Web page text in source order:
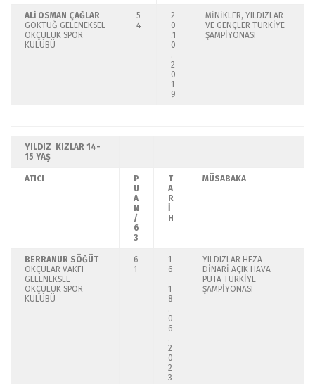
ALİ OSMAN ÇAĞLAR
GÖKTUĞ GELENEKSEL
OKÇULUK SPOR
KULÜBÜ
5
4
2
0
.1
0
.
2
0
1
9
MİNİKLER, YILDIZLAR
VE GENÇLER TÜRKİYE
ŞAMPİYONASI
YILDIZ KIZLAR 14-
15 YAŞ
ATICI
P
U
A
N
/
6
3
T
A
R
İ
H
MÜSABAKA
BERRANUR SÖĞÜT
OKÇULAR VAKFI
GELENEKSEL
OKÇULUK SPOR
KULÜBÜ
6
1
1
6
-
1
8
.
0
6
.
2
0
2
3
YILDIZLAR HEZA
DİNARİ AÇIK HAVA
PUTA TÜRKİYE
ŞAMPİYONASI